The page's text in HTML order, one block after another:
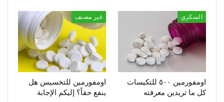
السكري
اومفورمين ٥٠٠ للتكيسات
كل ما تريدين معرفته
غير مصنف
اومفورمين للتخسيس هل
ينفع حقاً؟ إليكم الإجابة